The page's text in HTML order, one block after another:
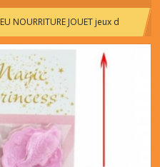
NOURRITURE JOUET jeux d